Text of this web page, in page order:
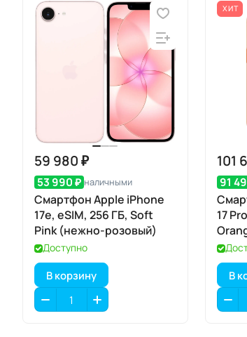
59 980 ₽
53 990 ₽ наличными
Смартфон Apple iPhone
17e, eSIM, 256 ГБ, Soft
Pink (нежно-розовый)
Доступно
В корзину
ХИТ
101
91
17
В